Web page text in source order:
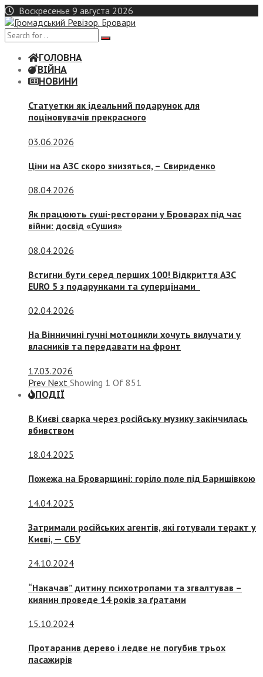
Skip
to
content
Воскресенье 9 августа 2026
ГОЛОВНА
ВІЙНА
НОВИНИ
Статуетки як ідеальний подарунок для
поціновувачів прекрасного
03.06.2026
Ціни на АЗС скоро знизяться, – Свириденко
08.04.2026
Як працюють суші-ресторани у Броварах під час
війни: досвід «Сушия»
08.04.2026
Встигни бути серед перших 100! Відкриття АЗС
EURO 5 з подарунками та суперцінами
02.04.2026
На Вінничині гучні мотоцикли хочуть вилучати у
власників та передавати на фронт
17.03.2026
Prev Next Showing 1 Of 851
ПОДІЇ
В Києві сварка через російську музику закінчилась
вбивством
18.04.2025
Пожежа на Броварщині: горіло поле під Баришівкою
14.04.2025
Затримали російських агентів, які готували теракт у
Києві, — СБУ
24.10.2024
“Накачав” дитину психотропами та згвалтував –
киянин проведе 14 років за ґратами
15.10.2024
Протаранив дерево і ледве не погубив трьох
пасажирів